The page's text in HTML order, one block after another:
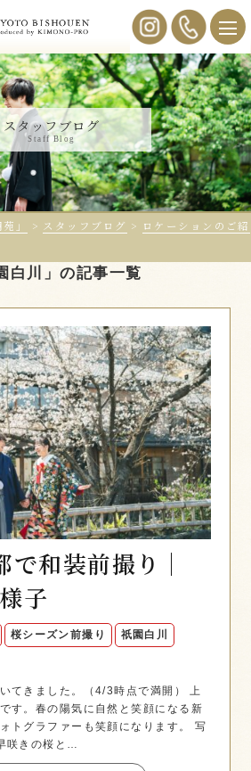
スタッフブログ
Staff Blog
」 > スタッフブログ > ロケーションのご紹
白川」の記事一覧
で和装前撮り｜
子
桜シーズン前撮り 祇園白川
てきました。（4/3時点で満開） 上
す。春の陽気に自然と笑顔になる新
トグラファーも笑顔になります。 写
咲きの桜と…